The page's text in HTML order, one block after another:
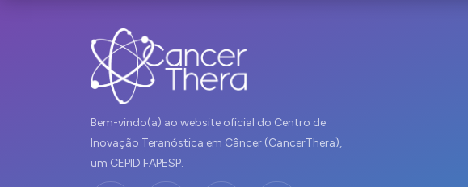
Bem-vindo(a) ao website oficial do Centro de
Inovação Teranóstica em Câncer (CancerThera),
um CEPID FAPESP.